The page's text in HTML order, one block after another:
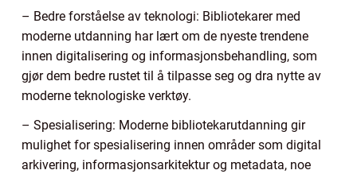
– Bedre forståelse av teknologi: Bibliotekarer med
moderne utdanning har lært om de nyeste trendene
innen digitalisering og informasjonsbehandling, som
gjør dem bedre rustet til å tilpasse seg og dra nytte av
moderne teknologiske verktøy.
– Spesialisering: Moderne bibliotekarutdanning gir
mulighet for spesialisering innen områder som digital
arkivering, informasjonsarkitektur og metadata, noe